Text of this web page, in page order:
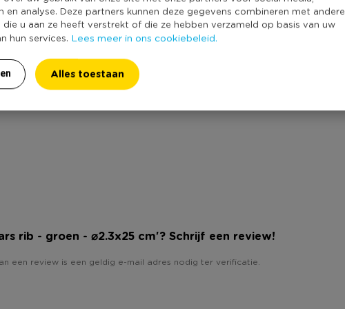
en analyse. Deze partners kunnen deze gegevens combineren met andere
u aan ze heeft verstrekt of die ze hebben verzameld op basis van uw
hun services. Lees meer in ons cookiebeleid.
Alles toestaan
rib - groen - ⌀2.3x25 cm'? Schrijf een review!
een review is een geldig e-mail adres nodig ter verificatie.